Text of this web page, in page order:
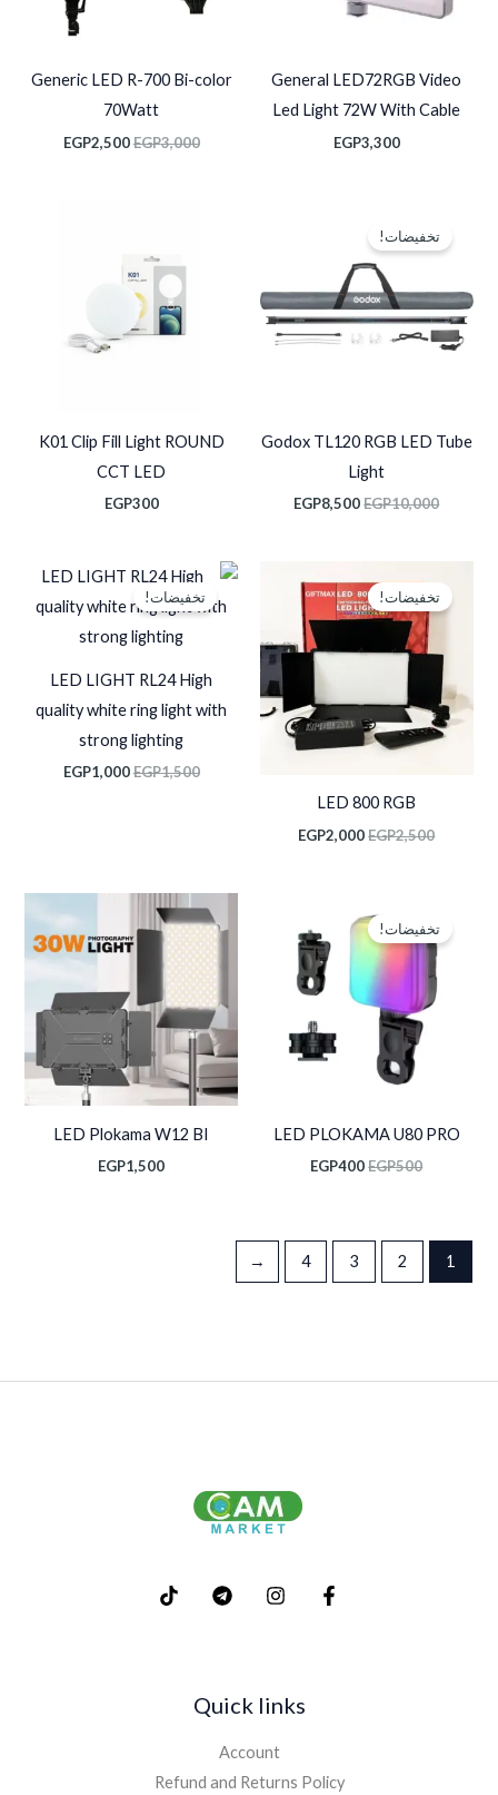
General LED72RGB Video
Led Light 72W With Cable
EGP3,300
Generic LED R-700 Bi-color
70Watt
EGP3,000
EGP2,500
تخفيضات!
Godox TL120 RGB LED Tube
Light
EGP10,000
EGP10,000.
EGP8,500
K01 Clip Fill Light ROUND
CCT LED
EGP300
تخفيضات!
LED 800 RGB
EGP2,500
الأصلي
هو:
EGP2,500.
EGP2,000
تخفيضات!
LED LIGHT RL24 High
quality white ring light with
strong lighting
EGP1,500
السعر
الأصلي
هو:
EGP1,000
السعر
الحالي
هو:
تخفيضات!
LED PLOKAMA U80 PRO
EGP500
الأصلي
EGP500.
EGP400
هو:
EGP400.
LED Plokama W12 BI
EGP1,500
1
2
3
4
←
Quick links
Account
Refund and Returns Policy